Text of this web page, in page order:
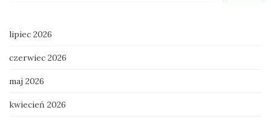
lipiec 2026
czerwiec 2026
maj 2026
kwiecień 2026